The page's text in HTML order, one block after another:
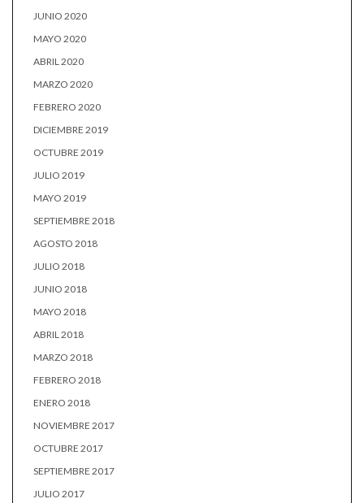
JUNIO 2020
MAYO 2020
ABRIL 2020
MARZO 2020
FEBRERO 2020
DICIEMBRE 2019
OCTUBRE 2019
JULIO 2019
MAYO 2019
SEPTIEMBRE 2018
AGOSTO 2018
JULIO 2018
JUNIO 2018
MAYO 2018
ABRIL 2018
MARZO 2018
FEBRERO 2018
ENERO 2018
NOVIEMBRE 2017
OCTUBRE 2017
SEPTIEMBRE 2017
JULIO 2017